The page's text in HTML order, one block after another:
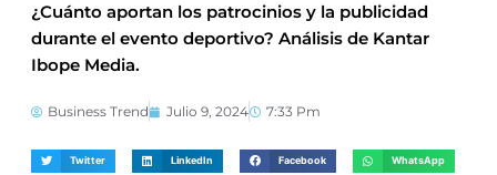
¿Cuánto aportan los patrocinios y la publicidad
durante el evento deportivo? Análisis de Kantar
Ibope Media.
Business Trend Julio 9, 2024 7:33 Pm
Twitter LinkedIn Facebook WhatsApp